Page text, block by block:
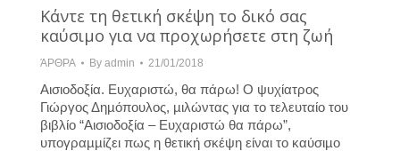
Κάντε τη θετική σκέψη το δικό σας
καύσιµο για να προχωρήσετε στη ζωή
ΆΡΘΡΑ By admin 21/01/2018
Αισιοδοξία. Ευχαριστώ, θα πάρω! Ο ψυχίατρος
Γιώργος Δηµόπουλος, µιλώντας για το τελευταίο του
βιβλίο “Αισιοδοξία – Ευχαριστώ θα πάρω”,
υπογραµµίζει πως η θετική σκέψη είναι το καύσιµο